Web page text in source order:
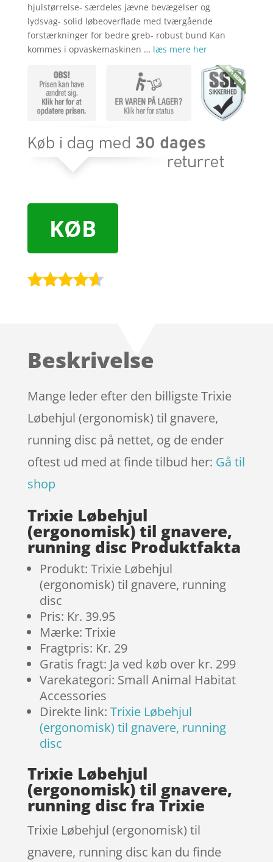
hjulstørrelse- særdeles jævne bevægelser og
lydsvag- solid løbeoverflade med tværgående
forstærkninger for bedre greb- robust bund Kan
kommes i opvaskemaskinen … læs mere her
KØB
på
mmelser
Beskrivelse
Mange leder efter den billigste Trixie
Løbehjul (ergonomisk) til gnavere,
running disc på nettet, og de ender
oftest ud med at finde tilbud her: Gå til
shop
Trixie Løbehjul
(ergonomisk) til gnavere,
running disc Produktfakta
Produkt: Trixie Løbehjul
(ergonomisk) til gnavere, running
disc
Pris: Kr. 39.95
Mærke: Trixie
Fragtpris: Kr. 29
Gratis fragt: Ja ved køb over kr. 299
Varekategori: Small Animal Habitat
Accessories
Direkte link: Trixie Løbehjul
(ergonomisk) til gnavere, running
disc
Trixie Løbehjul
(ergonomisk) til gnavere,
running disc fra Trixie
Trixie Løbehjul (ergonomisk) til
gnavere, running disc kan du finde